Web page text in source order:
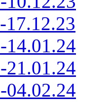
17.12.23
14.01.24
21.01.24
04.02.24